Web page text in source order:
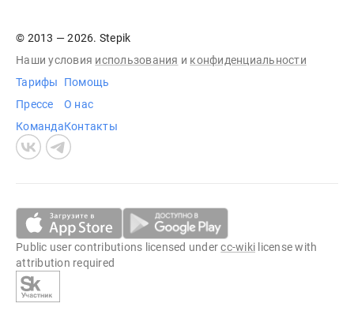
© 2013 — 2026. Stepik
Наши условия использования и конфиденциальности
Тарифы
Прессе
Команда
Помощь
О нас
Контакты
Public user contributions licensed undercc-wiki license with
attribution required